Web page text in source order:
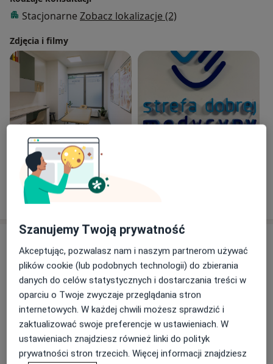
Stacjonarne Zobacz lokalizacje (2)
Zdjęcia i filmy
Zobacz galerię (4)
Usługi i ceny
Konsultacja ortopedyczna
300 zł - 310 zł Szczegóły Umów wizytę
USG stawu łokciowego
300 zł Szczegóły Umów wizytę
Szanujemy Twoją prywatność
Akceptując, pozwalasz nam i naszym partnerom używać
plików cookie (lub podobnych technologii) do zbierania
danych do celów statystycznych i dostarczania treści w
oparciu o Twoje zwyczaje przeglądania stron
internetowych. W każdej chwili możesz sprawdzić i
zaktualizować swoje preferencje w ustawieniach. W
ustawieniach znajdziesz również linki do polityk
prywatności stron trzecich. Więcej informacji znajdziesz